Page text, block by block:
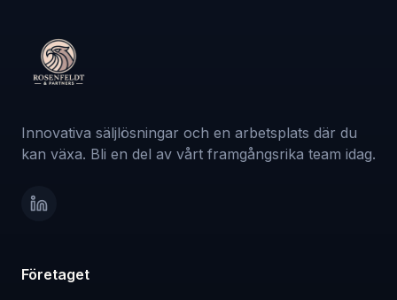
Innovativa säljlösningar och en arbetsplats där du
kan växa. Bli en del av vårt framgångsrika team idag.
Företaget